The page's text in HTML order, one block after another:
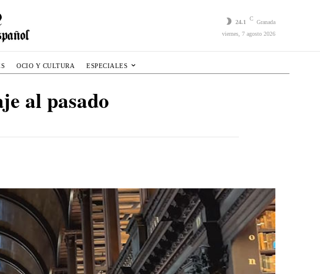
24.1
C
Granada
viernes, 7 agosto 2026
OCIO Y CULTURA ESPECIALES
al pasado